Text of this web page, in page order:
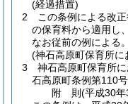
(経過措置)
2
この条例による改
の保育料から適用し
なお従前の例による。
(神石高原町保育所に
3
神石高原町保育所
石高原町条例第110
附 則(平成30